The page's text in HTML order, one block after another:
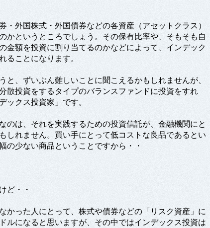
・外国株式・外国債券などの各資産（アセットクラス）
かというところでしょう。その保有比率や、そもそも自
金額を投資に割り当てるのかなどによって、インデック
ることになります。
と、ずいぶん難しいことに聞こえるかもしれませんが、
散投資をするタイプのバランスファンドに投資をすれ
ックス投資家」です。
のは、それを実践するための投資信託が、金融機関にと
しれません。買い手にとって低コストな良品であるとい
の少ない商品ということですから・・
ど・・
かった人にとって、株式や債券などの「リスク資産」に
ルになると思いますが、その中ではインデックス投資は